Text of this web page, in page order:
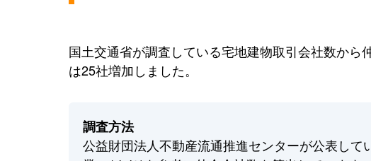
国土交通省が調査している宅地建物取引会社数か
は25社増加しました。
調査方法
公益財団法人不動産流通推進センターが公表して